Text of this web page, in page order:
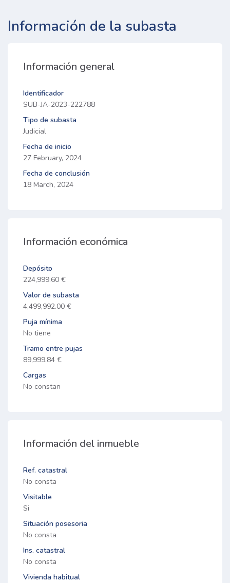
Información de la subasta
Información general
Identificador
SUB-JA-2023-222788
Tipo de subasta
Judicial
Fecha de inicio
27 February, 2024
Fecha de conclusión
18 March, 2024
Información económica
Depósito
224,999.60 €
Valor de subasta
4,499,992.00 €
Puja mínima
No tiene
Tramo entre pujas
89,999.84 €
Cargas
No constan
Información del inmueble
Ref. catastral
No consta
Visitable
Si
Situación posesoria
No consta
Ins. catastral
No consta
Vivienda habitual